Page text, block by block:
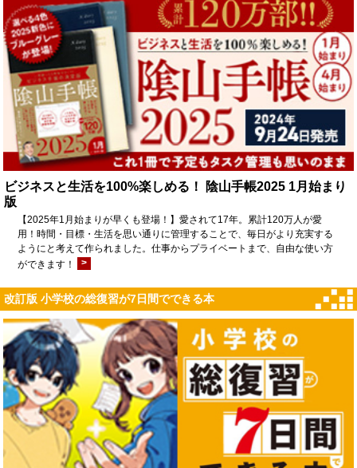
ビジネスと生活を100%楽しめる！ 陰山手帳2025 1月始まり
版
【2025年1月始まりが早くも登場！】愛されて17年。累計120万人が愛
用！時間・目標・生活を思い通りに管理することで、毎日がより充実する
ようにと考えて作られました。仕事からプライベートまで、自由な使い方
ができます！
>
改訂版 小学校の総復習が7日間でできる本